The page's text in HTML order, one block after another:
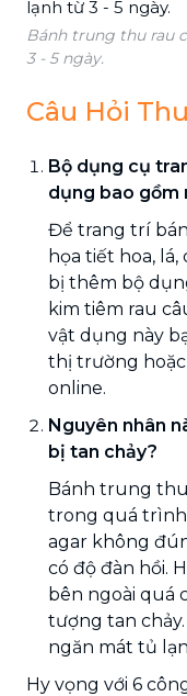
Bánh trung thu rau
3 - 5 ngày.
Câu Hỏi
Bộ dụng cụ
dụng bao gồm
Để trang trí
họa tiết hoa,
bị thêm bộ
kim tiêm rau
vật dụng này
thị trường
online.
Nguyên nhân
bị tan chảy?
Bánh trung
trong quá trình
agar không
có độ đàn hồi.
bên ngoài quá
tượng tan
ngăn mát tủ
Hy vọng với 6